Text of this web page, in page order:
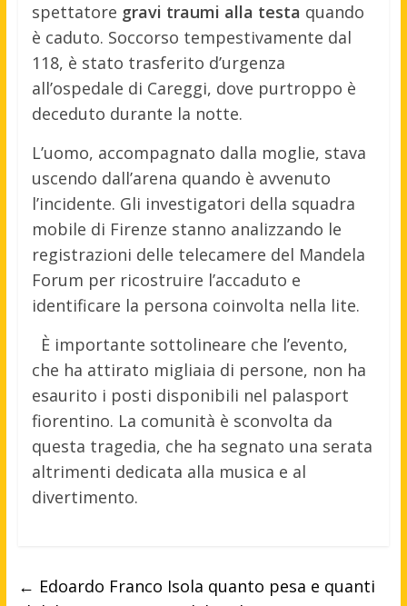
spettatore gravi traumi alla testa quando
è caduto. Soccorso tempestivamente dal
118, è stato trasferito d’urgenza
all’ospedale di Careggi, dove purtroppo è
deceduto durante la notte.
L’uomo, accompagnato dalla moglie, stava
uscendo dall’arena quando è avvenuto
l’incidente. Gli investigatori della squadra
mobile di Firenze stanno analizzando le
registrazioni delle telecamere del Mandela
Forum per ricostruire l’accaduto e
identificare la persona coinvolta nella lite.
È importante sottolineare che l’evento,
che ha attirato migliaia di persone, non ha
esaurito i posti disponibili nel palasport
fiorentino. La comunità è sconvolta da
questa tragedia, che ha segnato una serata
altrimenti dedicata alla musica e al
divertimento.
← Edoardo Franco Isola quanto pesa e quanti